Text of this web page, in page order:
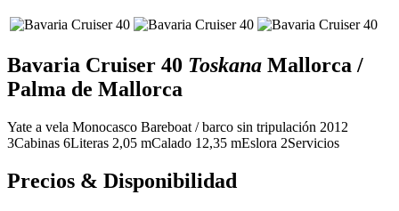
Bavaria Cruiser 40 Toskana Mallorca /
Palma de Mallorca
Yate a vela Monocasco Bareboat / barco sin tripulación 2012
3Cabinas 6Literas 2,05 mCalado 12,35 mEslora 2Servicios
Precios & Disponibilidad